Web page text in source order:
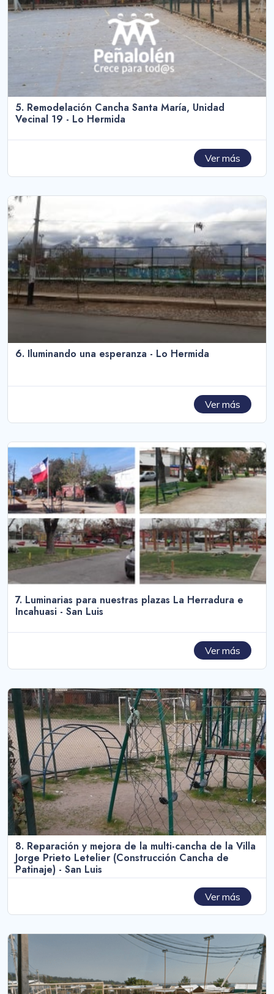
5. Remodelación Cancha Santa María, Unidad
Vecinal 19 - Lo Hermida
Ver más
6. Iluminando una esperanza - Lo Hermida
Ver más
7. Luminarias para nuestras plazas La Herradura e
Incahuasi - San Luis
Ver más
8. Reparación y mejora de la multi-cancha de la Villa
Jorge Prieto Letelier (Construcción Cancha de
Patinaje) - San Luis
Ver más